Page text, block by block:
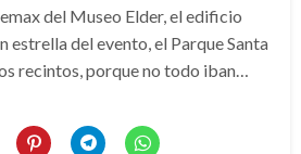
del Museo Elder, el edificio
estrella del evento, el Parque Santa
recintos, porque no todo iban…